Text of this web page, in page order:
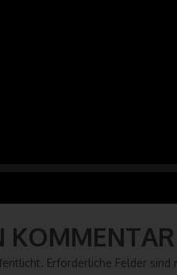
KOMMENTAR
Erforderliche Felder sind